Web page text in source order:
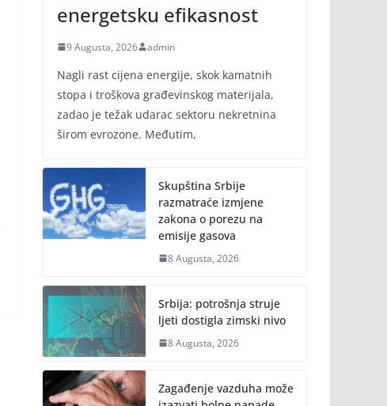
energetsku efikasnost
9 Augusta, 2026 admin
Nagli rast cijena energije, skok kamatnih
stopa i troškova građevinskog materijala,
zadao je težak udarac sektoru nekretnina
širom evrozone. Međutim,
Skupština Srbije
razmatraće izmjene
zakona o porezu na
emisije gasova
8 Augusta, 2026
Srbija: potrošnja struje
ljeti dostigla zimski nivo
8 Augusta, 2026
Zagađenje vazduha može